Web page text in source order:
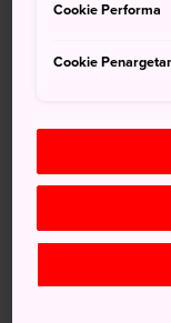
proporsional
Jangan
bawah ke atas).
Jangan
Jangan makan
(ambil dahulu,
Cookie Performa
Cookie